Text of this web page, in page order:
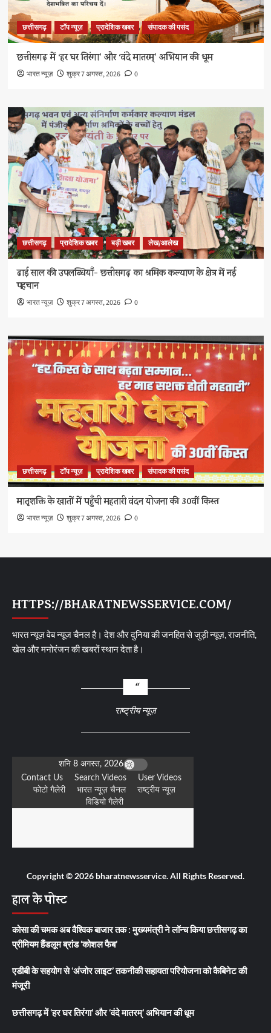
छत्तीसगढ़ टॉप न्यूज़ प्रादेशिक खबर संपादक की पसंद
छत्तीसगढ़ में ‘हर घर तिरंगा’ और ‘वंदे मातरम्’ अभियान की धूम
भारत न्यूज़ शुक्र 7 अगस्त, 2026 0
छत्तीसगढ़ प्रादेशिक खबर बड़ी खबर लेख/आलेख
ढाई साल की उपलब्धियाँ- छत्तीसगढ़ का श्रमिक कल्याण के क्षेत्र में नई
पहचान
भारत न्यूज़ शुक्र 7 अगस्त, 2026 0
छत्तीसगढ़ टॉप न्यूज़ प्रादेशिक खबर संपादक की पसंद
मातृशक्ति के खातों में पहुँची महतारी वंदन योजना की 30वीं किस्त
भारत न्यूज़ शुक्र 7 अगस्त, 2026 0
HTTPS://BHARATNEWSSERVICE.COM/
भारत न्यूज़ वेब न्यूज चैनल है। देश और दुनिया की जनहित से जुड़ी न्यूज़, राजनीति,
खेल और मनोरंजन की खबरों स्थान देता है।
राष्ट्रीय न्यूज़
Copyright © 2026 bharatnewsservice. All Rights Reserved.
हाल के पोस्ट
कोसा की चमक अब वैश्विक बाजार तक : मुख्यमंत्री ने लॉन्च किया छत्तीसगढ़ का
प्रीमियम हैंडलूम ब्रांड ‘कोशल फैब’
एडीबी के सहयोग से ‘अंजोर लाइट’ तकनीकी सहायता परियोजना को कैबिनेट की
मंजूरी
छत्तीसगढ़ में ‘हर घर तिरंगा’ और ‘वंदे मातरम्’ अभियान की धूम